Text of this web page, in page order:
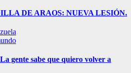
DE ARAOS: NUEVA LESIÓN.
gente sabe que quiero volver a